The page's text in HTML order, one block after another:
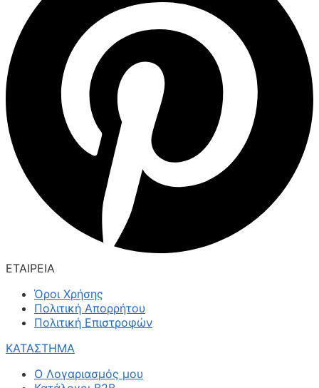
ΕΤΑΙΡΕΙΑ
Όροι Χρήσης
Πολιτική Απορρήτου
Πολιτική Επιστροφών
ΚΑΤΑΣΤΗΜΑ
Ο Λογαριασμός μου